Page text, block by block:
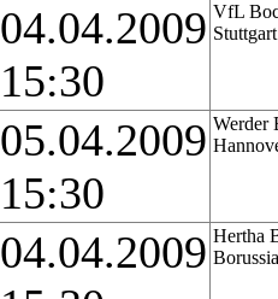
04.04.2009
15:30
VfL
Stuttgart
05.04.2009
15:30
Werder
04.04.2009 Hertha